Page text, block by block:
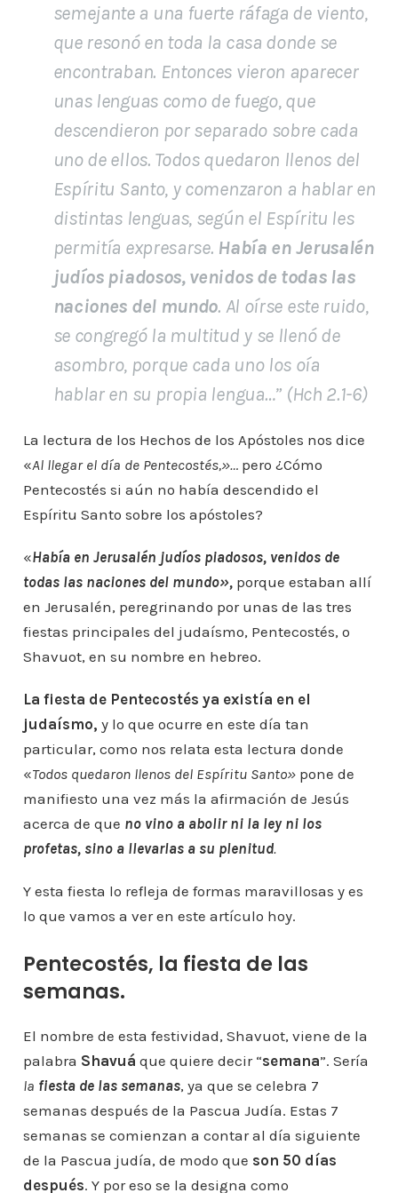
semejante a una fuerte ráfaga de viento,
que resonó en toda la casa donde se
encontraban. Entonces vieron aparecer
unas lenguas como de fuego, que
descendieron por separado sobre cada
uno de ellos. Todos quedaron llenos del
Espíritu Santo, y comenzaron a hablar en
distintas lenguas, según el Espíritu les
permitía expresarse. Había en Jerusalén
judíos piadosos, venidos de todas las
naciones del mundo. Al oírse este ruido,
se congregó la multitud y se llenó de
asombro, porque cada uno los oía
hablar en su propia lengua…” (Hch 2.1-6)
La lectura de los Hechos de los Apóstoles nos dice
«Al llegar el día de Pentecostés,»… pero ¿Cómo
Pentecostés si aún no había descendido el
Espíritu Santo sobre los apóstoles?
«Había en Jerusalén judíos piadosos, venidos de
todas las naciones del mundo», porque estaban allí
en Jerusalén, peregrinando por unas de las tres
fiestas principales del judaísmo, Pentecostés, o
Shavuot, en su nombre en hebreo.
La fiesta de Pentecostés ya existía en el
judaísmo, y lo que ocurre en este día tan
particular, como nos relata esta lectura donde
«Todos quedaron llenos del Espíritu Santo» pone de
manifiesto una vez más la afirmación de Jesús
acerca de que no vino a abolir ni la ley ni los
profetas, sino a llevarlas a su plenitud.
Y esta fiesta lo refleja de formas maravillosas y es
lo que vamos a ver en este artículo hoy.
Pentecostés, la fiesta de las
semanas.
El nombre de esta festividad, Shavuot, viene de la
palabra Shavuá que quiere decir “semana”. Sería
la fiesta de las semanas, ya que se celebra 7
semanas después de la Pascua Judía. Estas 7
semanas se comienzan a contar al día siguiente
de la Pascua judía, de modo que son 50 días
después. Y por eso se la designa como